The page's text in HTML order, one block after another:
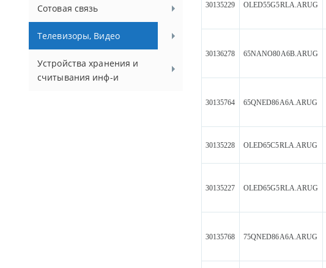
Сотовая связь
Телевизоры, Видео
Устройства хранения и
считывания инф-и
30135229 OLED55G5RLA.ARUG
30136278 65NANO80A6B.ARUG
30135764 65QNED86A6A.ARUG
30135228 OLED65C5RLA.ARUG
30135227 OLED65G5RLA.ARUG
30135768 75QNED86A6A.ARUG